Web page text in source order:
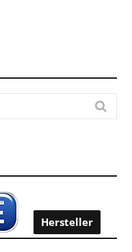
Hersteller